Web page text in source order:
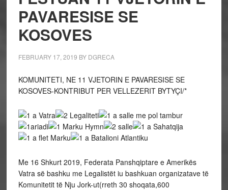
PAVARESISE SE
KOSOVES
FEBRUARY 17, 2019 BY DGRECA
KOMUNITETI, NE 11 VJETORIN E PAVARESISE SE
KOSOVES-KONTRIBUT PER VELLEZERIT BYTYÇI/*
Me 16 Shkurt 2019, Federata Panshqiptare e Amerikës
Vatra së bashku me Legalistët iu bashkuan organizatave të
Komunitetit të Nju Jork-ut(rreth 30 shoqata,600